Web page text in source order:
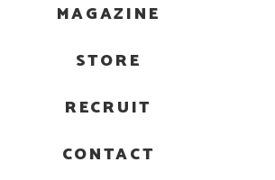
MAGAZINE
STORE
RECRUIT
CONTACT